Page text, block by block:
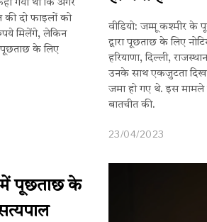
गया था कि अगर
दो फाइलों को
मिलेंगे, लेकिन
पूछताछ के लिए
वीडियो: जम्मू कश्मीर के
द्वारा पूछताछ के लिए
हरियाणा, दिल्ली,
उनके साथ एकजुटता
जमा हो गए थे. इस मामले
बातचीत की.
23/04/2023
में पूछताछ के